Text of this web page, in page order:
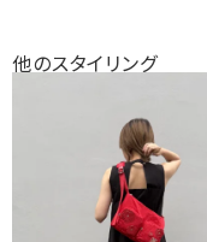
他のスタイリング